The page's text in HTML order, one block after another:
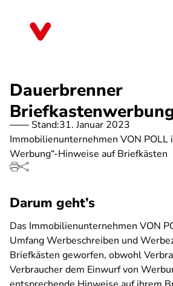
Dauerbrenner
Stand:31. Januar 2023
Immobilienunternehmen VON POLL
Werbung“-Hinweise auf Briefkästen
Darum geht’s
Das Immobilienunternehmen VON
Umfang Werbeschreiben und
Briefkästen geworfen, obwohl
Verbraucher dem Einwurf von